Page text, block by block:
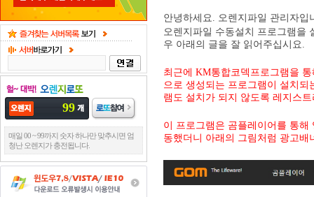
99
매일 00 ~ 99까지 숫자 하나만 맞추시면 엄
청난 오렌지가 충전됩니다.
안녕하세요. 오렌지파일 관리자입
오렌지파일 수동설치 프로그램을
우 아래의 글을 잘 읽어주십시요.
최근에 KM통합코덱프로그램을
으로 생성되는 프로그램이 설치되
램도 설치가 되지 않도록 레지스
이 프로그램은 곰플레이어를 통
동했더니 아래의 그림처럼 광고